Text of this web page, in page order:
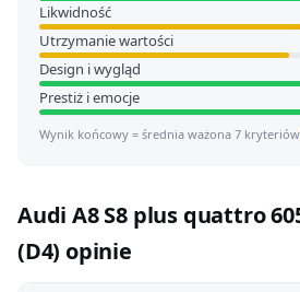
Likwidność
Utrzymanie wartości
Design i wygląd
Prestiż i emocje
Wynik końcowy = średnia ważona 7 kryteriów
Audi A8 S8 plus quattro
(D4) opinie